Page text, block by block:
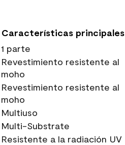
Características principales
1 parte
Revestimiento resistente al
moho
Revestimiento resistente al
moho
Multiuso
Multi-Substrate
Resistente a la radiación UV